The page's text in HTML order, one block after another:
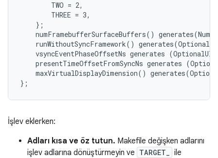
        TWO = 2,
        THREE = 3,
    };
numFramebufferSurfaceBuffers()
runWithoutSyncFramework()
vsyncEventPhaseOffsetNs generates
presentTimeOffsetFromSyncNs generates
maxVirtualDisplayDimension()
İşlev eklerken:
Adları kısa ve öz tutun. Makefile değişken adlarını
işlev adlarına dönüştürmeyin ve TARGET_ ile